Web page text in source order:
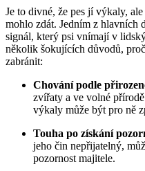
Je to divné, že pes jí výkaly,
mohlo zdát. Jedním z hlavních
signál, který psi vnímají v
několik šokujících důvodů,
zabránit:
Chování podle
zvířaty a ve volné
výkaly může být pro ně
Touha po získání
jeho čin nepřijatelný,
pozornost majitele.